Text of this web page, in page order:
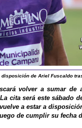
de Ariel Fuscaldo
volver a sumar de
cita será este sábado
a estar a
de cumplir su fecha